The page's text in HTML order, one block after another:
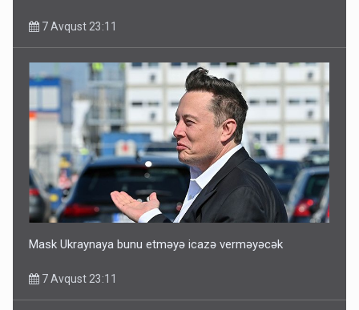
7 Avqust 23:11
Mask Ukraynaya bunu etməyə icazə verməyəcək
7 Avqust 23:11